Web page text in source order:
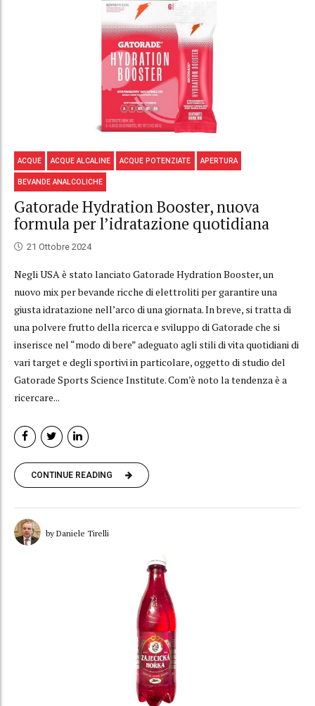
ACQUE ACQUE ALCALINE ACQUE POTENZIATE APERTURA
BEVANDE ANALCOLICHE
Gatorade Hydration Booster, nuova
formula per l’idratazione quotidiana
21 Ottobre 2024
Negli USA è stato lanciato Gatorade Hydration Booster, un
nuovo mix per bevande ricche di elettroliti per garantire una
giusta idratazione nell’arco di una giornata. In breve, si tratta di
una polvere frutto della ricerca e sviluppo di Gatorade che si
inserisce nel “modo di bere” adeguato agli stili di vita quotidiani di
vari target e degli sportivi in particolare, oggetto di studio del
Gatorade Sports Science Institute. Com’è noto la tendenza è a
ricercare...
CONTINUE READING
by Daniele Tirelli